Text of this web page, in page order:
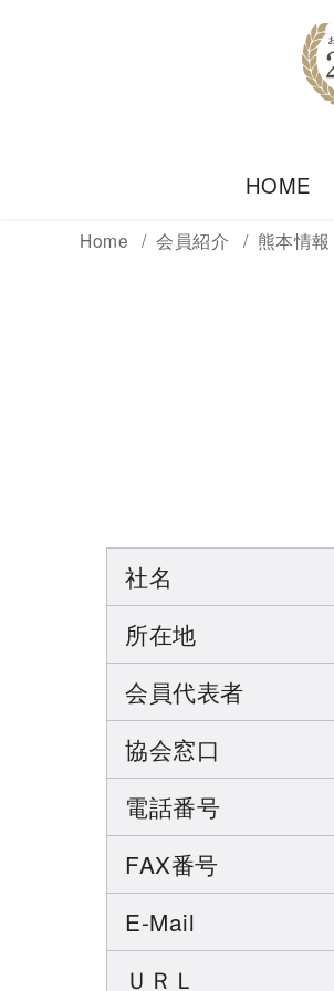
HOME
Home 会員紹介 熊本情
社名
所在地
会員代表者
協会窓口
電話番号
FAX番号
E-Mail
ＵＲＬ